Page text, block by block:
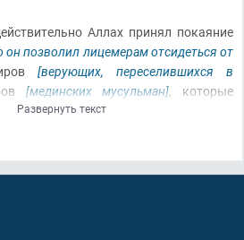
Аллах принял покаяние
он позволил лицемерам отсидеться от
[верующих, переселившихся в
[мединских мусульман], которые
[за Пророком]
Развернуть текст